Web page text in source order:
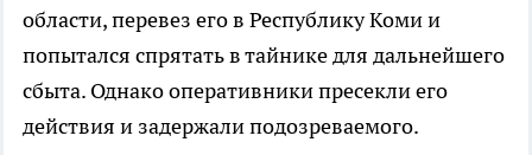
области, перевез его в Республику Коми и
попытался спрятать в тайнике для дальнейшего
сбыта. Однако оперативники пресекли его
действия и задержали подозреваемого.